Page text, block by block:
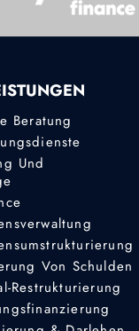
Beratung
Und
Von Schulden
Restrukturierung